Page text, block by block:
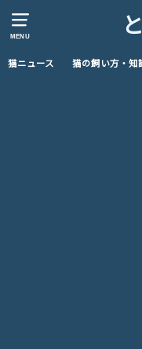
MENU
猫ニュース 猫の飼い方・知